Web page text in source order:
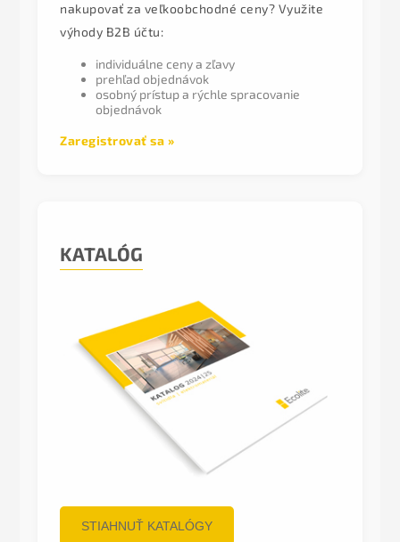
nakupovať za veľkoobchodné ceny? Využite
výhody B2B účtu:
individuálne ceny a zľavy
prehľad objednávok
osobný prístup a rýchle spracovanie
objednávok
Zaregistrovať sa »
KATALÓG
STIAHNUŤ KATALÓGY